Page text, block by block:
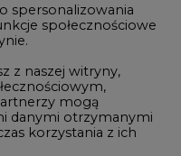
spersonalizowania
społecznościowe
z naszej witryny,
mogą
danymi otrzymanymi
korzystania z ich